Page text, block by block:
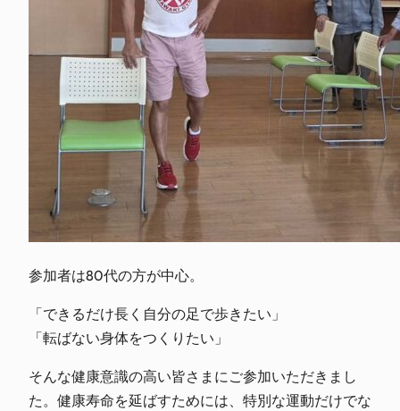
参加者は80代の方が中心。
「できるだけ長く自分の足で歩きたい」
「転ばない身体をつくりたい」
そんな健康意識の高い皆さまにご参加いただきまし
た。健康寿命を延ばすためには、特別な運動だけでな